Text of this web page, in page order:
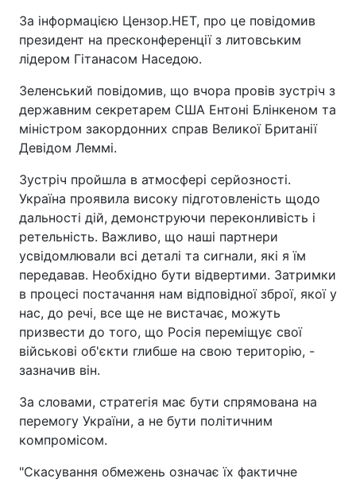
За інформацією Цензор.НЕТ, про це повідомив
президент на пресконференції з литовським
лідером Гітанасом Наседою.
Зеленський повідомив, що вчора провів зустріч з
державним секретарем США Ентоні Блінкеном та
міністром закордонних справ Великої Британії
Девідом Леммі.
Зустріч пройшла в атмосфері серйозності.
Україна проявила високу підготовленість щодо
дальності дій, демонструючи переконливість і
ретельність. Важливо, що наші партнери
усвідомлювали всі деталі та сигнали, які я їм
передавав. Необхідно бути відвертими. Затримки
в процесі постачання нам відповідної зброї, якої у
нас, до речі, все ще не вистачає, можуть
призвести до того, що Росія переміщує свої
військові об'єкти глибше на свою територію, -
зазначив він.
За словами, стратегія має бути спрямована на
перемогу України, а не бути політичним
компромісом.
"Скасування обмежень означає їх фактичне